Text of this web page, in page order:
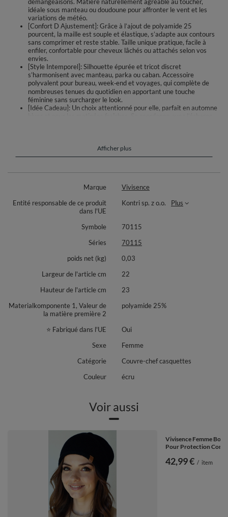
démangeaisons. Matière naturellement agréable au toucher,
idéale sous manteau ou doudoune pour affronter le vent et les
variations de météo.
[Confort D Ajustement]: Grâce à l’ajout de polyamide 25
pourcent, la maille est souple et élastique, s’adapte aux contours
sans comprimer et reste stable. Taille unique pratique, facile à
enfiler, confortable pour cheveux lâchés ou attachés selon vos
envies.
[Style Intemporel]: Silhouette épurée et tricot discret
s’harmonisent avec manteau, parka ou caban. Accessoire
polyvalent pour bureau, week‑end et voyages, qui complète de
nombreuses tenues du quotidien en apportant une touche
féminine sans surcharger le look.
[Idée Cadeau]: Un choix attentionné pour elle, parfait en automne
Le bonnet Vivisence 70115 réunit chaleur, douceur et style pour
accompagner vos journées d’automne et d’hiver. Tricoté dans une
en gardant la tête au chaud. La maille épouse la forme de la tête sans
s’accorde facilement avec vos manteaux, parkas et looks urbains, du
Composition: 75% laine mérinos, 25% polyamide. La laine aide à réguler
souplesse et résistance de la maille. Taille unique confortable. Idéal pour
harmonieux et féminin, associez-le à l’écharpe 7115 de la même marque.
Afficher plus
Marque
Vivisence
Entité responsable de ce produit
dans l'UE
Kontri sp. z o.o. Plus
Symbole
70115
Séries
70115
poids net (kg)
0,03
Largeur de l'article cm
22
Hauteur de l'article cm
23
Materialkomponente 1, Valeur de
la matière première 2
polyamide 25%
⭐ Fabriqué dans l'UE
Oui
Sexe
Femme
Catégorie
Couvre-chef casquettes
Couleur
écru
Voir aussi
Vivisence Femme
Pour Protection
42,99 € / item